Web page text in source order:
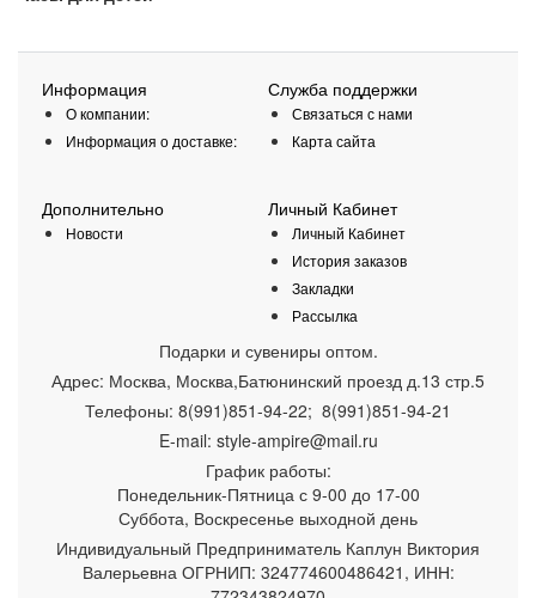
Информация
О компании:
Информация о доставке:
Служба поддержки
Связаться с нами
Карта сайта
Дополнительно
Новости
Личный Кабинет
Личный Кабинет
История заказов
Закладки
Рассылка
Подарки и сувениры оптом.
Адрес: Москва, Москва,Батюнинский проезд д.13 стр.5
Телефоны: 8(991)851-94-22; 8(991)851-94-21
E-mail: style-ampire@mail.ru
График работы:
Понедельник-Пятницас 9-00 до 17-00
Суббота, Воскресенье выходной день
Индивидуальный Предприниматель Каплун Виктория
Валерьевна ОГРНИП: 324774600486421, ИНН: